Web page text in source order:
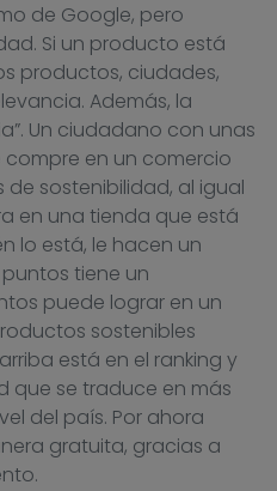
de Google, pero
Si un producto está
productos, ciudades,
Además, la
Un ciudadano con unas
en un comercio
sostenibilidad, al igual
en una tienda que está
lo está, le hacen un
tiene un
puede lograr en un
sostenibles
está en el ranking y
que se traduce en más
del país. Por ahora
gratuita, gracias a